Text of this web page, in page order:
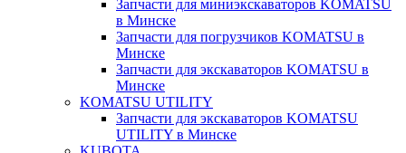
Запчасти для миниэкскаваторов KOMATSU
в Минске
Запчасти для погрузчиков KOMATSU в
Минске
Запчасти для экскаваторов KOMATSU в
Минске
KOMATSU UTILITY
Запчасти для экскаваторов KOMATSU
UTILITY в Минске